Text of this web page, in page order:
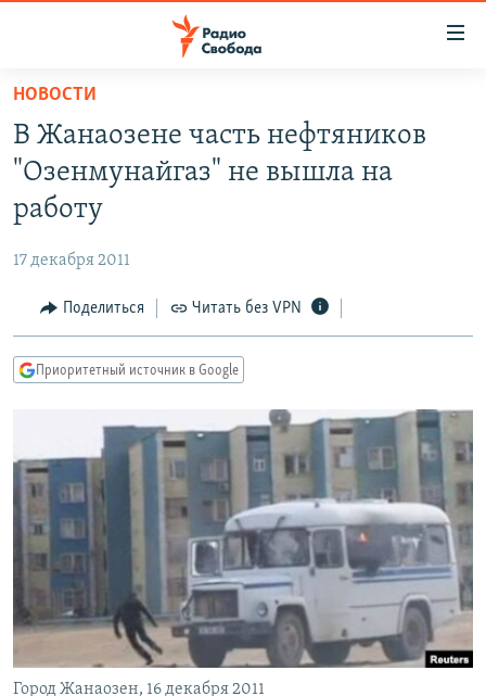
упрощенного
доступа
Вернуться
основному
Вернутся
Вернутся
ПОДКАСТЫ
АВТОРСКИЕ ПРОЕКТЫ
МНЕНИЯ
КУЛЬТУРА
КАВКАЗ.РЕАЛИИ
СЕВЕР.РЕАЛИИ
СИБИРЬ.РЕАЛИИ
РАСПИСАНИЕ ВЕЩАНИЯ
ПОДПИШИТЕСЬ НА РАССЫЛКУ
СОЦИАЛЬНЫЕ СЕТИ
НОВОСТИ
В Жанаозене часть нефтяников
"Озенмунайгаз" не вышла на
работу
17 декабря 2011
Поделиться Читать без VPN
Приоритетный источник в Google
Город Жанаозен, 16 декабря 2011